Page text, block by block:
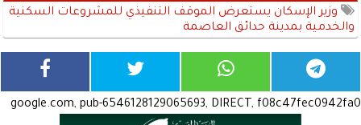
وزير الإسكان يستعرض الموقف التنفيذي للمشروعات السكنية
والخدمية بمدينة حدائق العاصمة
google.com, pub-6546128129065693, DIRECT, f08c47fec0942fa0